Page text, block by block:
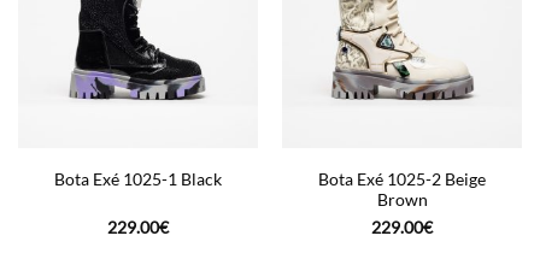
Bota Exé 1025-1 Black
229.00€
Bota Exé 1025-2 Beige
Brown
229.00€